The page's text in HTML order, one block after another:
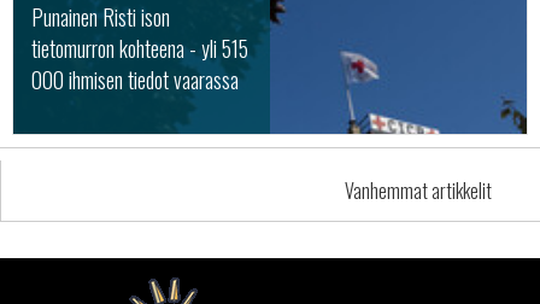
Punainen Risti ison
tietomurron kohteena - yli 515
000 ihmisen tiedot vaarassa
Vanhemmat artikkelit